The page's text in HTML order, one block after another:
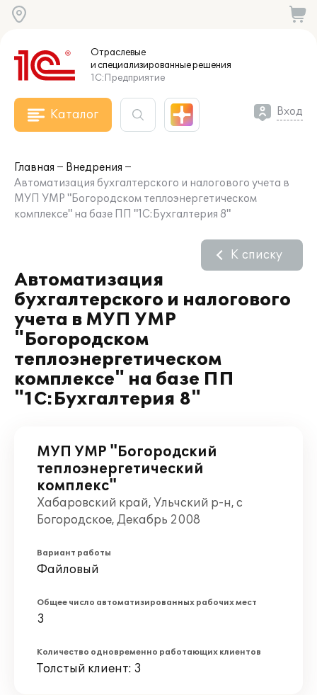
Отраслевые
и специализированныерешения
1С:Предприятие
Каталог Вход
Главная
Внедрения
Автоматизация бухгалтерского и налогового учета в
МУП УМР "Богородском теплоэнергетическом
комплексе" на базе ПП "1С:Бухгалтерия 8"
Автоматизация
бухгалтерского и налогового
учета в МУП УМР
"Богородском
теплоэнергетическом
комплексе" на базе ПП
"1С:Бухгалтерия 8"
К списку
МУП УМР "Богородский
теплоэнергетический
комплекс"
Хабаровский край, Ульчский р-н, с
Богородское, Декабрь 2008
Вариант работы
Файловый
Общее число автоматизированных рабочих мест
3
Количество одновременно работающих клиентов
Толстый клиент: 3